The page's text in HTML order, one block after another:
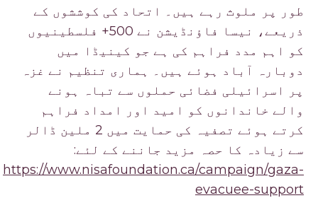
طور پر ملوث رہے ہیں۔ اتحاد کی کوششوں کے
ذریعے، نیسا فاؤنڈیشن نے 500+ فلسطینیوں
کو اہم مدد فراہم کی ہے جو کینیڈا میں
دوبارہ آباد ہوئے ہیں۔ ہماری تنظیم نے غزہ
پر اسرائیلی فضائی حملوں سے تباہ ہونے
والے خاندانوں کو امید اور امداد فراہم
کرتے ہوئے تصفیہ کی حمایت میں 2 ملین ڈالر
سے زیادہ کا حصہ مزید جاننے کے لئے:
https://www.nisafoundation.ca/campaign/gaza-
evacuee-support